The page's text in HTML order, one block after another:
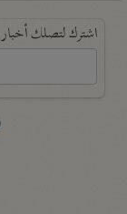
اشترك لتصلك أخبار